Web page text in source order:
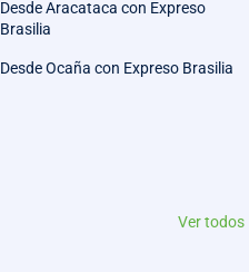
Desde Aracataca con Expreso
Brasilia
Desde Ocaña con Expreso Brasilia
Ver todos